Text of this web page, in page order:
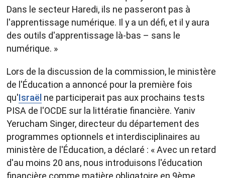
Dans le secteur Haredi, ils ne passeront pas à
l'apprentissage numérique. Il y a un défi, et il y aura
des outils d'apprentissage là-bas – sans le
numérique. »
Lors de la discussion de la commission, le ministère
de l'Éducation a annoncé pour la première fois
qu'Israël ne participerait pas aux prochains tests
PISA de l'OCDE sur la littératie financière. Yaniv
Yerucham Singer, directeur du département des
programmes optionnels et interdisciplinaires au
ministère de l'Éducation, a déclaré : « Avec un retard
d'au moins 20 ans, nous introduisons l'éducation
financière comme matière obligatoire en 9ème